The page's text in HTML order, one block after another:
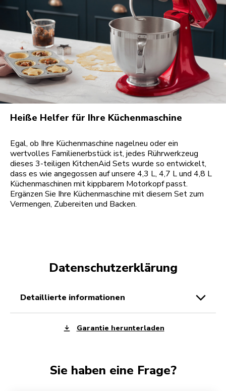
Heiße Helfer für Ihre Küchenmaschine
Egal, ob Ihre Küchenmaschine nagelneu oder ein
wertvolles Familienerbstück ist, jedes Rührwerkzeug
dieses 3-teiligen KitchenAid Sets wurde so entwickelt,
dass es wie angegossen auf unsere 4,3 L, 4,7 L und 4,8 L
Küchenmaschinen mit kippbarem Motorkopf passt.
Ergänzen Sie Ihre Küchenmaschine mit diesem Set zum
Vermengen, Zubereiten und Backen.
Datenschutzerklärung
detaillierte informationen
Garantie herunterladen
Sie haben eine Frage?